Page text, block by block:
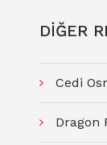
DİĞER
Cedi
Dragon